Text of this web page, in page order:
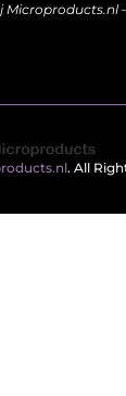
Microproducts.nl
. All